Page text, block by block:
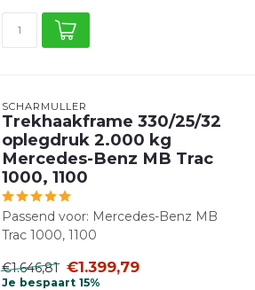
SCHARMÜLLER
Trekhaakframe 330/25/32
oplegdruk 2.000 kg
Mercedes-Benz MB Trac
1000, 1100
Passend voor: Mercedes-Benz MB
Trac 1000, 1100
€1.646,81 €1.399,79
Je bespaart 15%